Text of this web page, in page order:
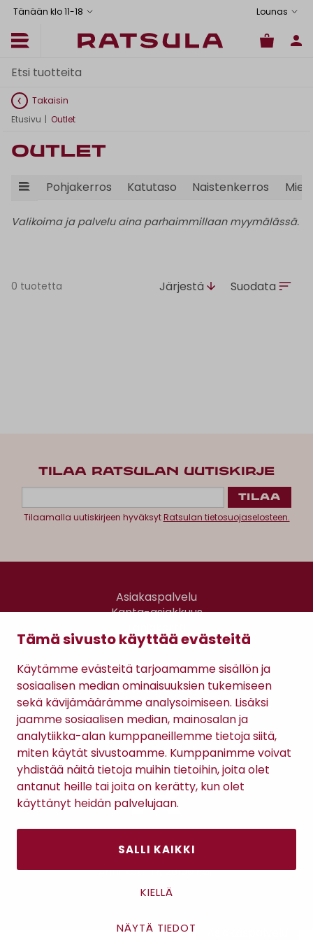
Tämä sivusto käyttää evästeitä
Käytämme evästeitä tarjoamamme sisällön ja
sosiaalisen median ominaisuuksien tukemiseen
sekä kävijämäärämme analysoimiseen. Lisäksi
jaamme sosiaalisen median, mainosalan ja
analytiikka-alan kumppaneillemme tietoja siitä,
miten käytät sivustoamme. Kumppanimme voivat
yhdistää näitä tietoja muihin tietoihin, joita olet
antanut heille tai joita on kerätty, kun olet
käyttänyt heidän palvelujaan.
SALLI KAIKKI
KIELLÄ
NÄYTÄ TIEDOT
Tänään klo 11-18 Lounas
Takaisin
Etusivu | Outlet
Outlet
Pohjakerros Katutaso Naistenkerros
Valikoima ja palvelu aina parhaimmillaan myymälässä.
0 tuotetta Järjestä Suodata
TILAA RATSULAN UUTISKIRJE
Tilaamalla uutiskirjeen hyväksytRatsulan tietosuojaselosteen.
Asiakaspalvelu
Kanta-asiakkuus
Gomee Ratsula Café
Antinkatu 17, 28100 Pori
Sopimusehdot
Tietosuojaseloste
Maksutavat